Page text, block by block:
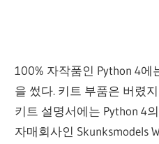
100% 자작품인 Python 4에
을 썼다. 키트 부품은 버렸
키트 설명서에는 Python 4
자매회사인 Skunksmodels